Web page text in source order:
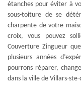
étanches pour éviter à
sous-toiture de se
charpente de votre
croix, vous pouvez
Couverture Zingueur
plusieurs années
pourrons réparer,
dans la ville de Villars-